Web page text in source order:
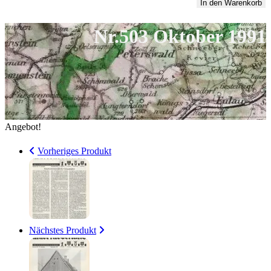
4,00 €
Menge
In den Warenkorb
Nr.503 Oktober 1991
Angebot!
Vorheriges Produkt
Nächstes Produkt